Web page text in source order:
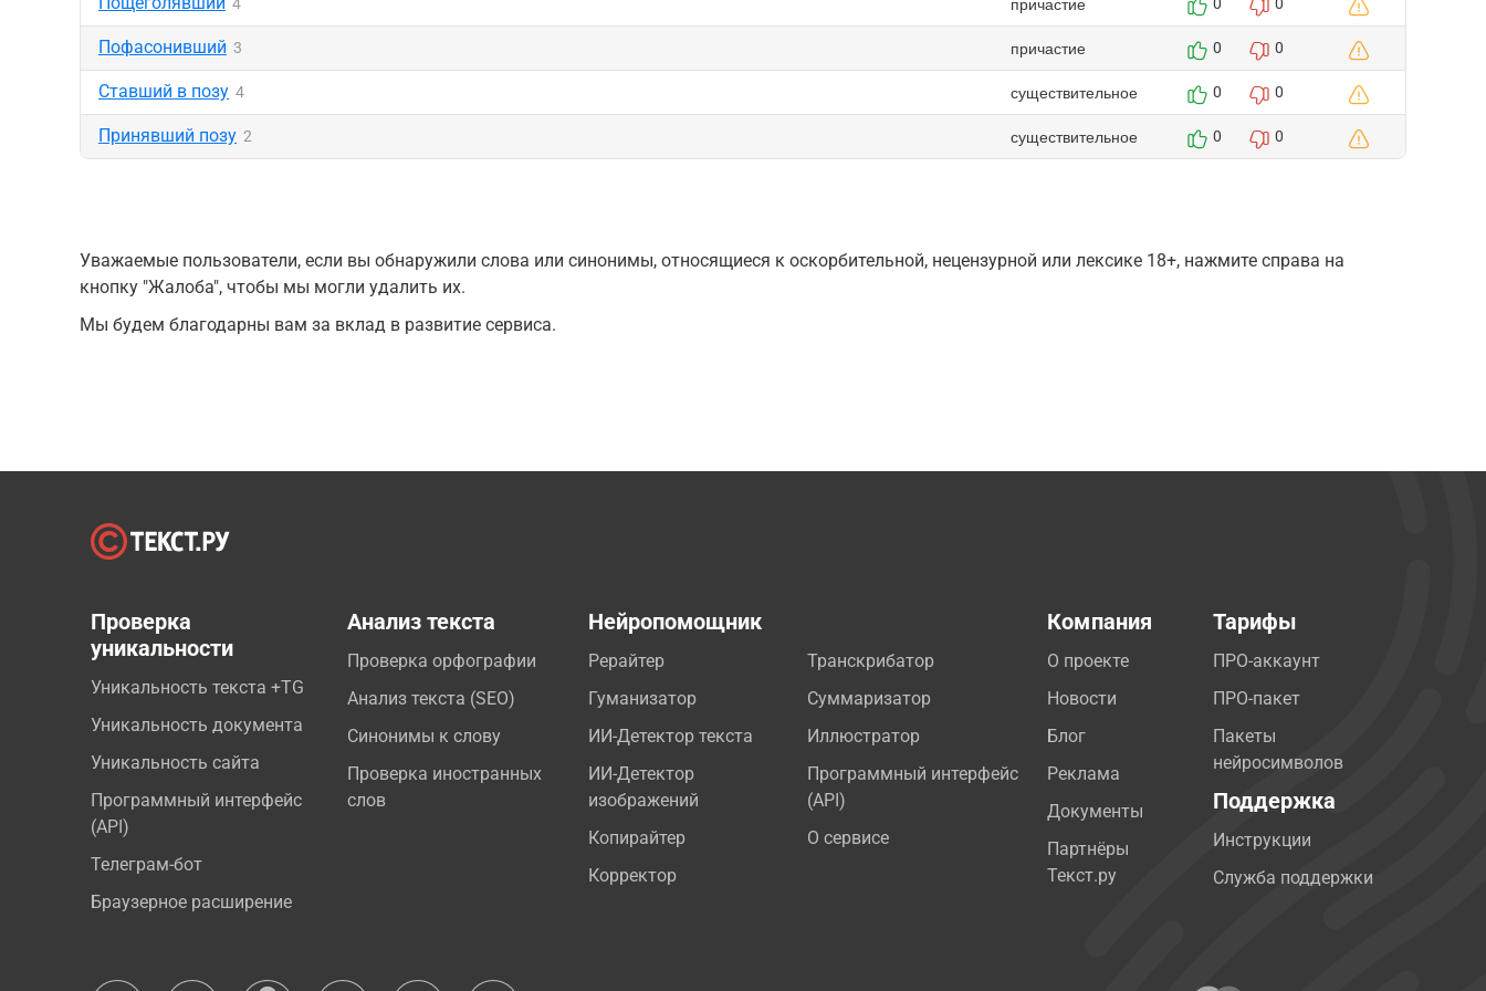
Пофасонивший 3 причастие 0 0
Ставший в позу 4 существительное 0 0
Принявший позу 2 существительное 0 0
Уважаемые пользователи, если вы обнаружили слова или синонимы, относящиеся к оскорбительной, нецензурной или лексике 18+, нажмите справа на
кнопку "Жалоба", чтобы мы могли удалить их.
Мы будем благодарны вам за вклад в развитие сервиса.
Проверка
уникальности
Уникальность текста +TG
Уникальность документа
Уникальность сайта
Программный интерфейс
(API)
Телеграм-бот
Браузерное расширение
Анализ текста
Проверка орфографии
Анализ текста (SEO)
Синонимы к слову
Проверка иностранных
слов
Нейропомощник
Рерайтер
Гуманизатор
ИИ-Детектор текста
ИИ-Детектор
изображений
Копирайтер
Корректор
Транскрибатор
Суммаризатор
Иллюстратор
Программный интерфейс
(API)
О сервисе
Компания
О проекте
Новости
Блог
Реклама
Документы
Партнёры
Текст.ру
Тарифы
ПРО-аккаунт
ПРО-пакет
Пакеты
нейросимволов
Поддержка
Инструкции
Служба поддержки